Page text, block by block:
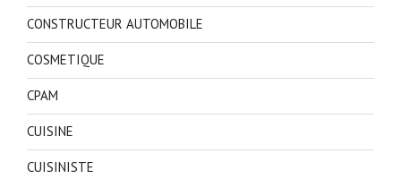
CONSTRUCTEUR AUTOMOBILE
COSMETIQUE
CPAM
CUISINE
CUISINISTE